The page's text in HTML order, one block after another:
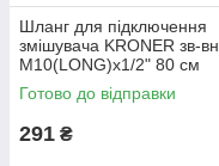
Шланг для підключення
змішувача KRONER зв-вн
M10(LONG)x1/2" 80 см
297364 CV036713
Готово до відправки
291 ₴